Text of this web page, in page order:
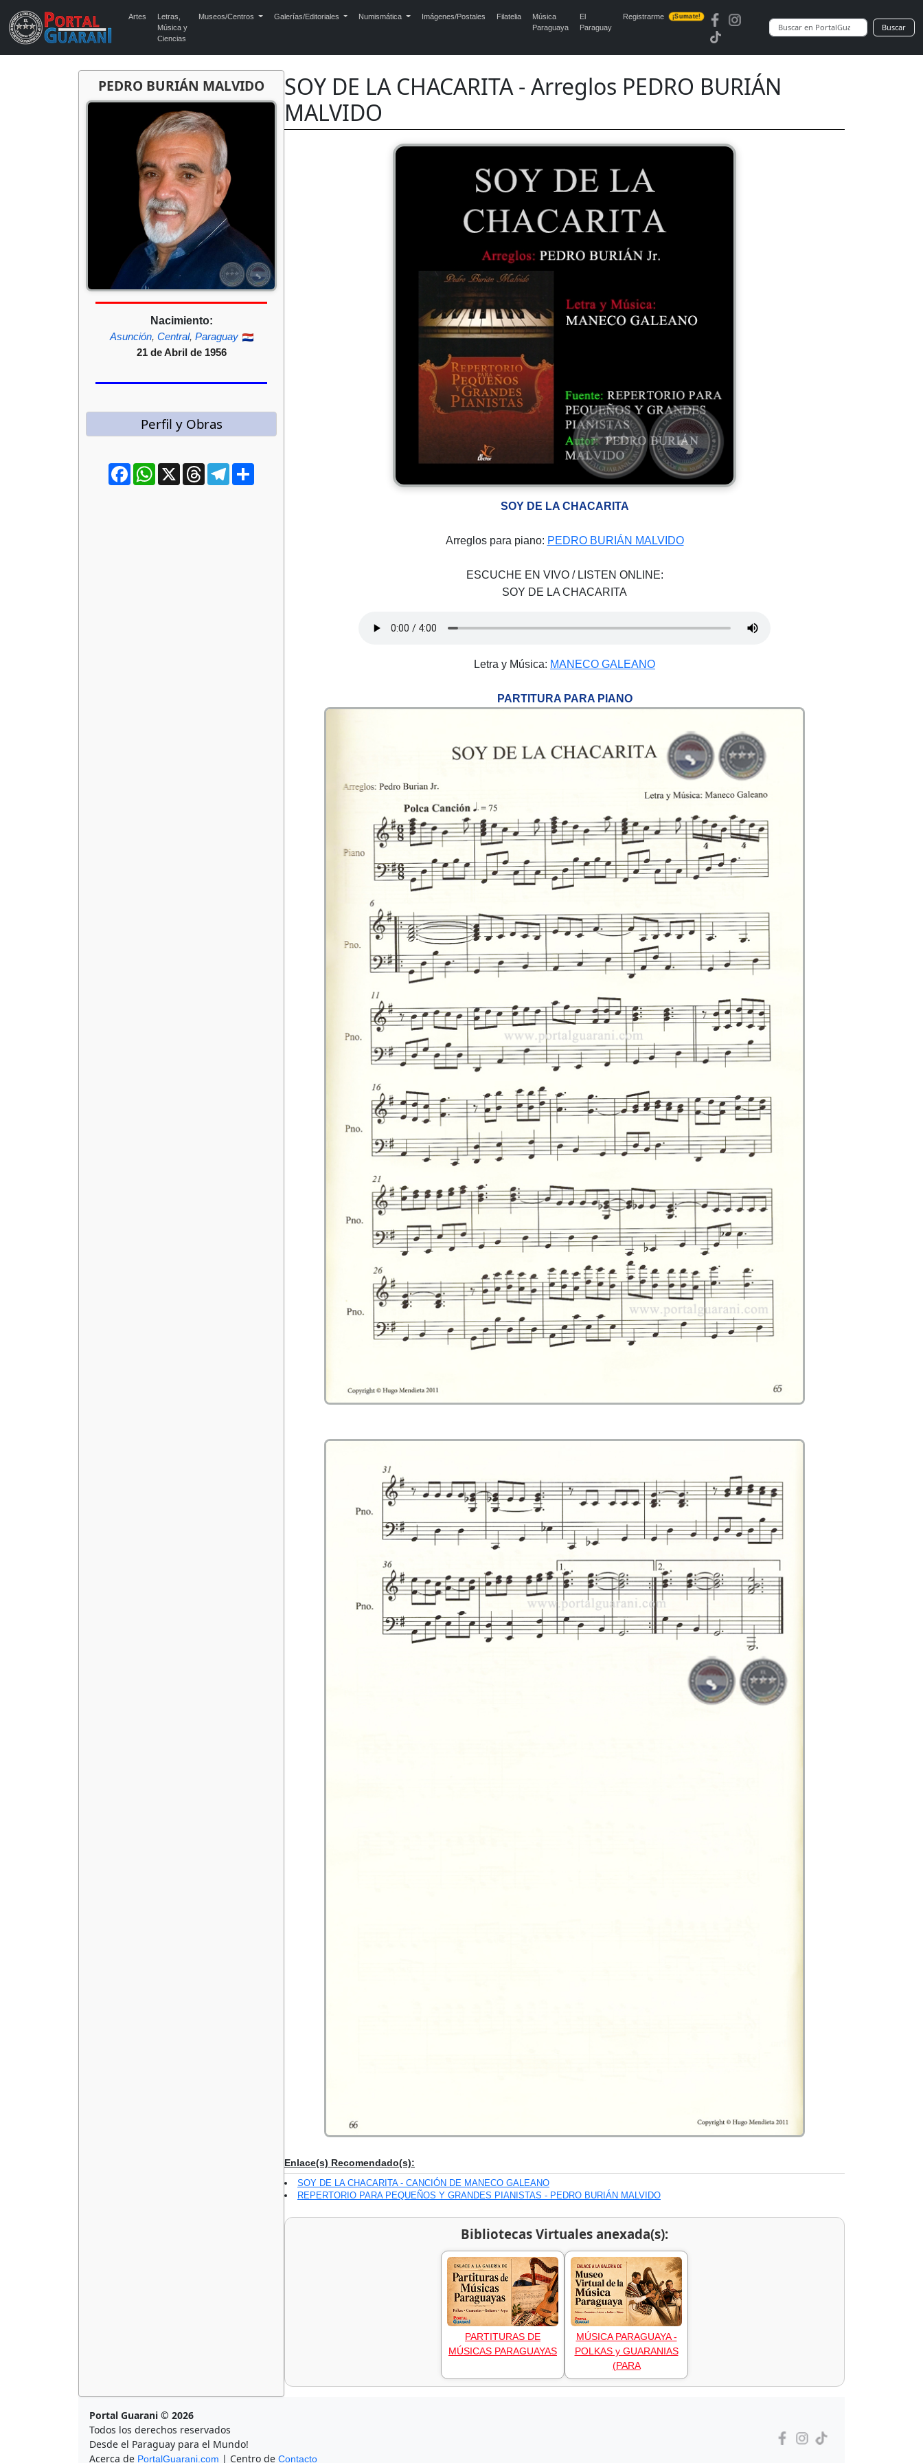
Artes
Letras,
Música y
Ciencias
Museos/Centros Galerías/Editoriales Numismática Imágenes/Postales Filatelia
Música
Paraguaya
El
Paraguay
Registrarme ¡Sumate!
Buscar
PEDRO BURIÁN MALVIDO
Nacimiento:
Asunción, Central, Paraguay
21 de Abril de 1956
Perfil y Obras
FacebookWhatsApp
X ThreadsTelegram
SOY DE LA CHACARITA - Arreglos PEDRO BURIÁN
MALVIDO
SOY DE LA CHACARITA
Arreglos para piano: PEDRO BURIÁN MALVIDO
ESCUCHE EN VIVO / LISTEN ONLINE:
SOY DE LA CHACARITA
Letra y Música: MANECO GALEANO
PARTITURA PARA PIANO
Enlace(s) Recomendado(s):
SOY DE LA CHACARITA - CANCIÓN DE MANECO GALEANO
REPERTORIO PARA PEQUEÑOS Y GRANDES PIANISTAS - PEDRO BURIÁN MALVIDO
Bibliotecas Virtuales anexada(s):
PARTITURAS DE
MÚSICAS PARAGUAYAS
MÚSICA PARAGUAYA -
POLKAS y GUARANIAS
(PARA
Portal Guarani © 2026
Todos los derechos reservados
Desde el Paraguay para el Mundo!
Acerca de PortalGuarani.com | Centro de Contacto